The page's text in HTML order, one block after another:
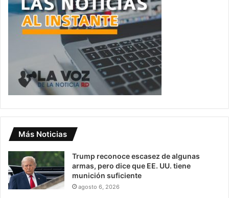
Más Noticias
Trump reconoce escasez de algunas
armas, pero dice que EE. UU. tiene
munición suficiente
agosto 6, 2026